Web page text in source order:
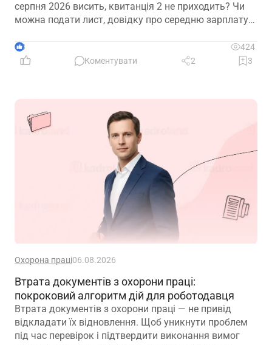
серпня 2026 висить, квитанція 2 не приходить? Чи
можна подати лист, довідку про середню зарплату
3
424
Коментувати
2 3
Охорона праці06.08.2026
Втрата документів з охорони праці:
покроковий алгоритм дій для роботодавця
Втрата документів з охорони праці — не привід
відкладати їх відновлення. Щоб уникнути проблем
під час перевірок і підтвердити виконання вимог